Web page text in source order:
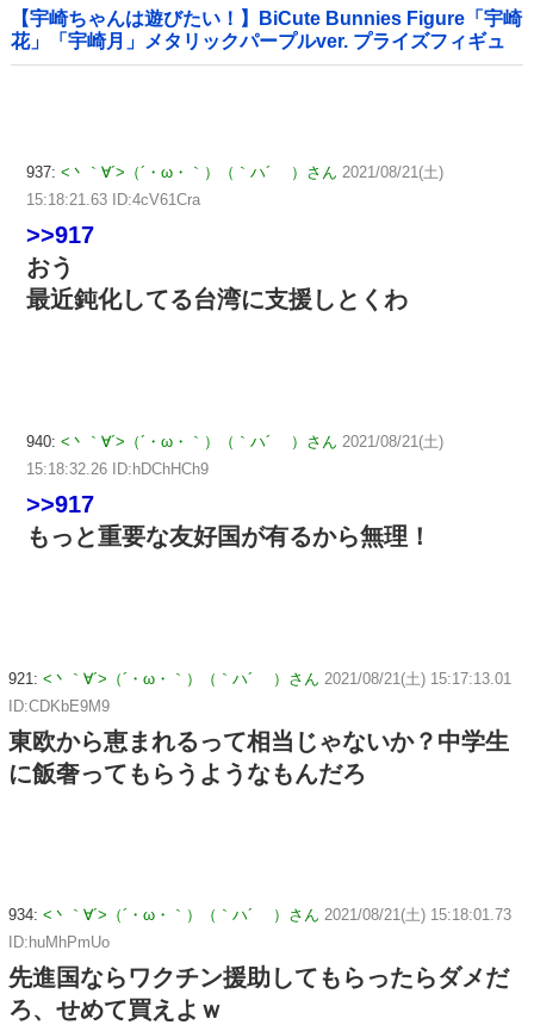
【宇崎ちゃんは遊びたい！】BiCute Bunnies Figure「宇崎
花」「宇崎月」メタリックパープルver. プライズフィギュ
ア【ラウンドワン限定で展開決定】
937: <丶｀∀´>（´・ω・｀）（｀ハ´ ）さん 2021/08/21(土)
15:18:21.63 ID:4cV61Cra
>>917
おう
最近鈍化してる台湾に支援しとくわ
940: <丶｀∀´>（´・ω・｀）（｀ハ´ ）さん 2021/08/21(土)
15:18:32.26 ID:hDChHCh9
>>917
もっと重要な友好国が有るから無理！
921: <丶｀∀´>（´・ω・｀）（｀ハ´ ）さん 2021/08/21(土) 15:17:13.01
ID:CDKbE9M9
東欧から恵まれるって相当じゃないか？中学生
に飯奢ってもらうようなもんだろ
934: <丶｀∀´>（´・ω・｀）（｀ハ´ ）さん 2021/08/21(土) 15:18:01.73
ID:huMhPmUo
先進国ならワクチン援助してもらったらダメだ
ろ、せめて買えよｗ